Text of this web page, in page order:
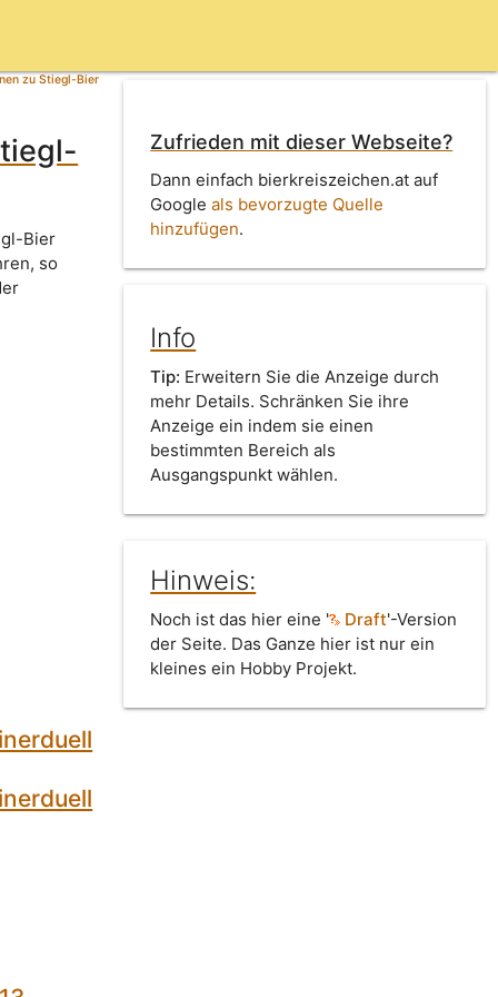
zu Stiegl-Bier
Bier
so
Zufrieden mit dieser Webseite?
Dann einfach bierkreiszeichen.at auf
Googleals bevorzugte Quelle
hinzufügen.
Info
Tip: Erweitern Sie die Anzeige durch
mehr Details. Schränken Sie ihre
Anzeige ein indem sie einen
bestimmten Bereich als
Ausgangspunkt wählen.
Hinweis:
Noch ist das hier eine ' Draft'-Version
der Seite. Das Ganze hier ist nur ein
kleines ein Hobby Projekt.